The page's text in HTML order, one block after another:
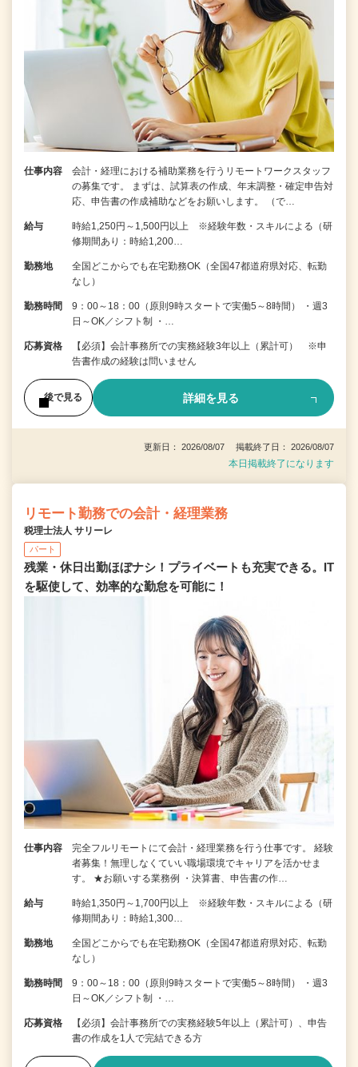
仕事内容
会計・経理における補助業務を行うリモートワークスタッフ
の募集です。 まずは、試算表の作成、年末調整・確定申告対
応、申告書の作成補助などをお願いします。 （で…
給与
時給1,250円～1,500円以上 ※経験年数・スキルによる（研
修期間あり：時給1,200…
勤務地
全国どこからでも在宅勤務OK（全国47都道府県対応、転勤
なし）
勤務時間
9：00～18：00（原則9時スタートで実働5～8時間） ・週3
日～OK／シフト制 ・…
応募資格
【必須】会計事務所での実務経験3年以上（累計可） ※申
告書作成の経験は問いません
後で見る 詳細を見る
更新日： 2026/08/07 掲載終了日： 2026/08/07
本日掲載終了になります
リモート勤務での会計・経理業務
税理士法人 サリーレ
パート
残業・休日出勤ほぼナシ！プライベートも充実できる。IT
を駆使して、効率的な勤怠を可能に！
仕事内容
完全フルリモートにて会計・経理業務を行う仕事です。 経験
者募集！無理しなくていい職場環境でキャリアを活かせま
す。 ★お願いする業務例 ・決算書、申告書の作…
給与
時給1,350円～1,700円以上 ※経験年数・スキルによる（研
修期間あり：時給1,300…
勤務地
全国どこからでも在宅勤務OK（全国47都道府県対応、転勤
なし）
勤務時間
9：00～18：00（原則9時スタートで実働5～8時間） ・週3
日～OK／シフト制 ・…
応募資格
【必須】会計事務所での実務経験5年以上（累計可）、申告
書の作成を1人で完結できる方